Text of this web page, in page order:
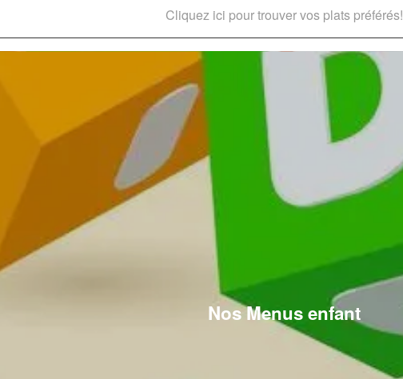
Cliquez ici pour trouver vos plats préférés!
Nos Menus enfant